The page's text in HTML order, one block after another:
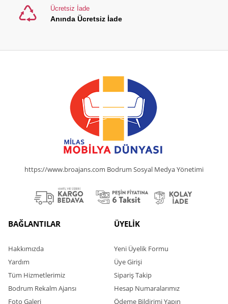
Ücretsiz İade
Anında Ücretsiz İade
https://www.broajans.com Bodrum Sosyal Medya Yönetimi
BAĞLANTILAR
Hakkımızda
Yardım
Tüm Hizmetlerimiz
Bodrum Rekalm Ajansı
Foto Galeri
ÜYELİK
Yeni Üyelik Formu
Üye Girişi
Sipariş Takip
Hesap Numaralarımız
Ödeme Bildirimi Yapın